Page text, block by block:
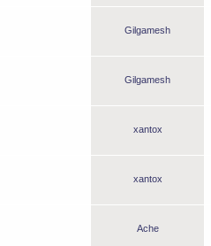
Gilgamesh
Gilgamesh
xantox
xantox
Ache